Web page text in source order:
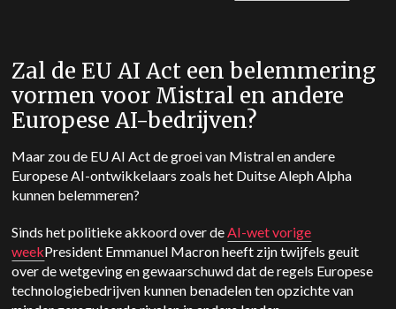
Zal de EU AI Act een belemmering
vormen voor Mistral en andere
Europese AI-bedrijven?
Maar zou de EU AI Act de groei van Mistral en andere
Europese AI-ontwikkelaars zoals het Duitse Aleph Alpha
kunnen belemmeren?
Sinds het politieke akkoord over deAI-wet vorige
weekPresident Emmanuel Macron heeft zijn twijfels geuit
over de wetgeving en gewaarschuwd dat de regels Europese
technologiebedrijven kunnen benadelen ten opzichte van